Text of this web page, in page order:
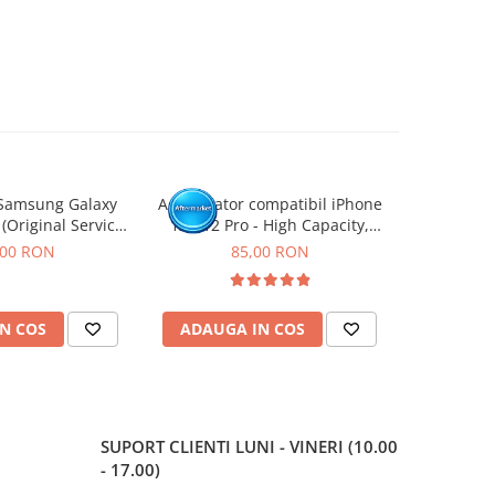
Galaxy
(Original Service
RON
COS
Acumulator compatibil iPhone
12 / 12 Pro - High Capacity,
Diagnostic - Sanatate 100%
85,00 RON
ADAUGA IN COS
SUPORT CLIENTI LUNI - VINERI (10.00
- 17.00)